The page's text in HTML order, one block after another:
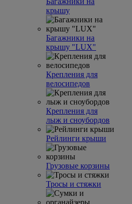
крышу
Багажники на
крышу "LUX"
Крепления для
велосипедов
Крепления для
лыж и сноубордов
Рейлинги крыши
Грузовые корзины
Тросы и стяжки